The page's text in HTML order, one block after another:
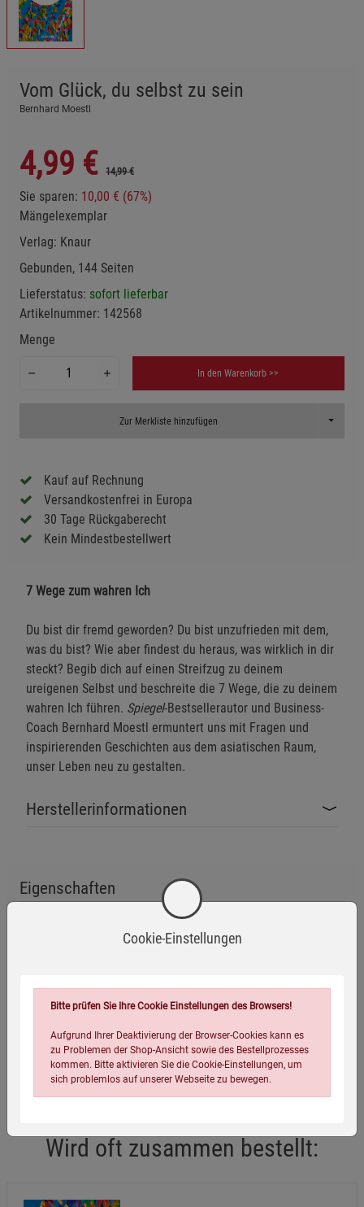
Vom Glück, du selbst zu sein
Bernhard Moestl
4,99 € 14,99 €
Sie sparen: 10,00 € (67%)
Mängelexemplar
Verlag: Knaur
Gebunden, 144 Seiten
Lieferstatus: sofort lieferbar
Artikelnummer: 142568
Menge
In den Warenkorb >>
Zur Merkliste hinzufügen Toggle
Kauf auf Rechnung
Versandkostenfrei in Europa
30 Tage Rückgaberecht
Kein Mindestbestellwert
7 Wege zum wahren Ich
Du bist dir fremd geworden? Du bist unzufrieden mit dem,
was du bist? Wie aber findest du heraus, was wirklich in dir
steckt? Begib dich auf einen Streifzug zu deinem
ureigenen Selbst und beschreite die 7 Wege, die zu deinem
wahren Ich führen. Spiegel-Bestsellerautor und Business-
Coach Bernhard Moestl ermuntert uns mit Fragen und
inspirierenden Geschichten aus dem asiatischen Raum,
unser Leben neu zu gestalten.
Herstellerinformationen
Eigenschaften
Erscheinungstermin:
01.03.2022
Verpackungsgewicht:
198 Gramm
Verpackungsmaße (LxBxH):
19,4 12
Wird oft zusammen bestellt:
Cookie-Einstellungen
Bitte prüfen Sie Ihre Cookie Einstellungen des Browsers!
Aufgrund Ihrer Deaktivierung der Browser-Cookies kann es
zu Problemen der Shop-Ansicht sowie des Bestellprozesses
kommen. Bitte aktivieren Sie die Cookie-Einstellungen, um
sich problemlos auf unserer Webseite zu bewegen.